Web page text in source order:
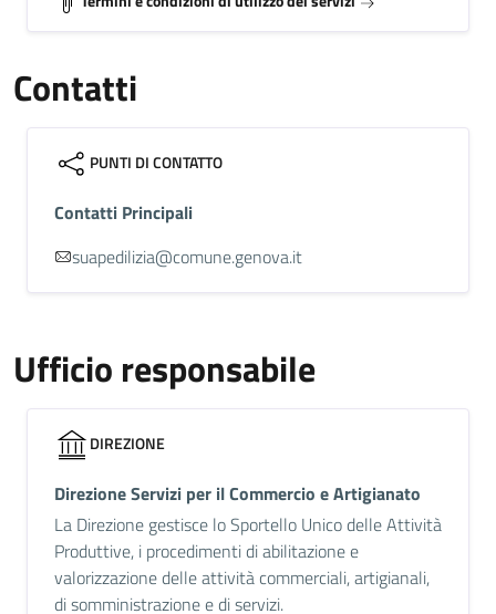
Contatti
PUNTI DI CONTATTO
Contatti Principali
suapedilizia@comune.genova.it
Ufficio responsabile
DIREZIONE
Direzione Servizi per il Commercio e Artigianato
La Direzione gestisce lo Sportello Unico delle Attività
Produttive, i procedimenti di abilitazione e
valorizzazione delle attività commerciali, artigianali,
di somministrazione e di servizi.